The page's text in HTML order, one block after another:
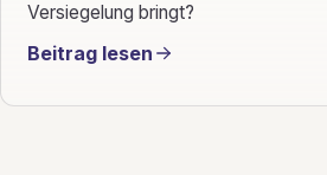
Versiegelung bringt?
Beitrag lesen